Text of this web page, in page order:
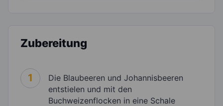
Zubereitung
1
Die Blaubeeren und Johannisbeeren
entstielen und mit den
Buchweizenflocken in eine Schale